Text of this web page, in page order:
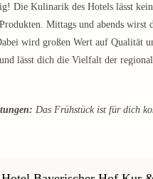
Die Kulinarik des Hotels lässt
Mittags und abends wirst
wird großen Wert auf Qualität
lässt dich die Vielfalt der
Das Frühstück ist für dich